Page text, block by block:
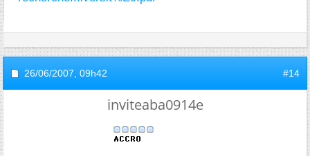
26/06/2007, 09h42 #14
inviteaba0914e